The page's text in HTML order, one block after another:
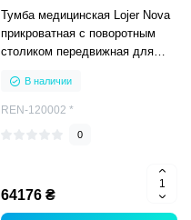
Тумба медицинская Lojer Nova
прикроватная с поворотным
столиком передвижная для
кабинетов
В наличии
REN-120002 *
0
64176 ₴